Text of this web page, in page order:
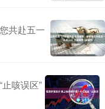
共赴五一
咳误区”